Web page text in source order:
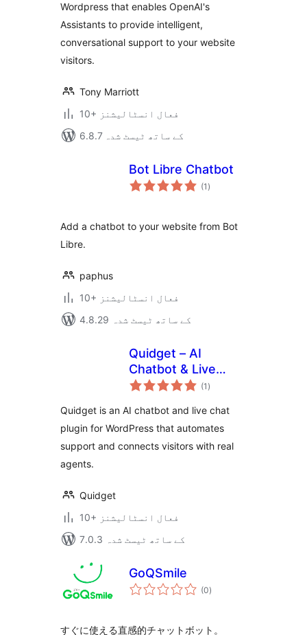
Wordpress that enables OpenAI's
Assistants to provide intelligent,
conversational support to your website
visitors.
Tony Marriott
10+ فعال انسٹالیشنز
6.8.7 کے ساتھ ٹیسٹ شدہ
Bot Libre Chatbot
(1 مجموعی
درجہ
)
Add a chatbot to your website from Bot
Libre.
paphus
10+ فعال انسٹالیشنز
4.8.29 کے ساتھ ٹیسٹ شدہ
Quidget – AI
Chatbot & Live
Chat
(1 مجموعی
درجہ
)
Quidget is an AI chatbot and live chat
plugin for WordPress that automates
support and connects visitors with real
agents.
Quidget
10+ فعال انسٹالیشنز
7.0.3 کے ساتھ ٹیسٹ شدہ
GoQSmile
(0مجموعی
درجہ
)
すぐに使える直感的チャットボット。